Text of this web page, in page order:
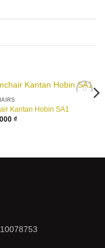
Kantan Hobin SA1
₫